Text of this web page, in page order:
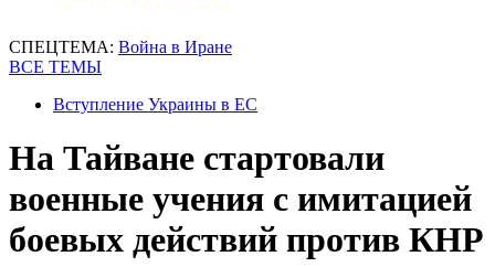
СПЕЦТЕМА: Война в Иране
ВСЕ ТЕМЫ
Вступление Украины в ЕС
На Тайване стартовали
военные учения с имитацией
боевых действий против КНР